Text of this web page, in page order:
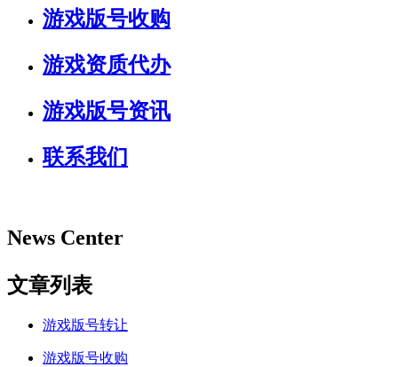
游戏版号收购
游戏资质代办
游戏版号资讯
联系我们
News Center
文章列表
游戏版号转让
游戏版号收购